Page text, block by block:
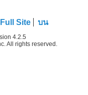
Full Site บน
4.2.5
All rights reserved.